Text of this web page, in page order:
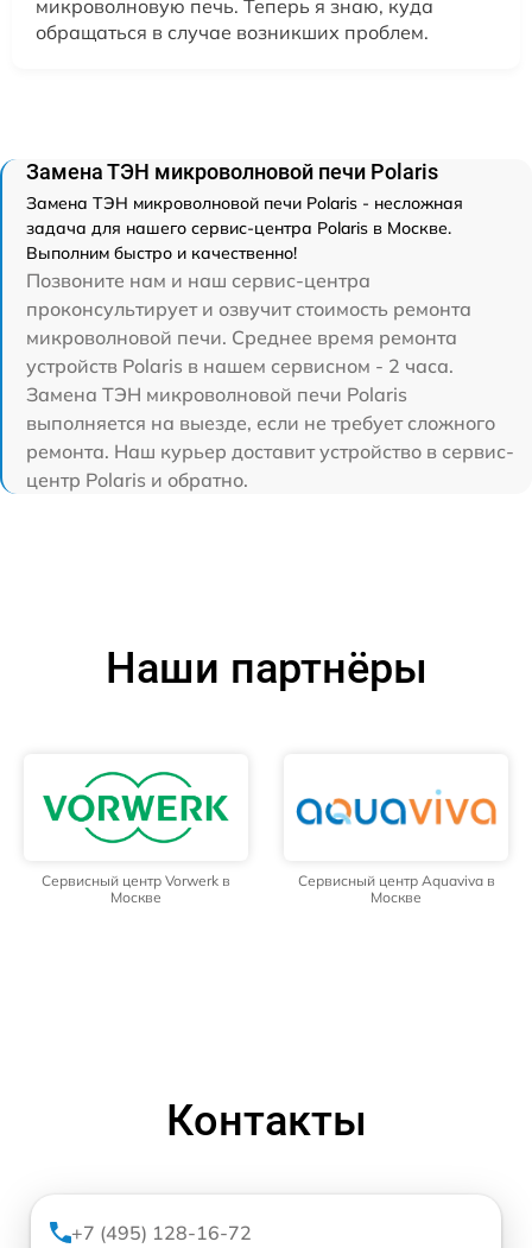
микроволновую печь. Теперь я знаю, куда
обращаться в случае возникших проблем.
Замена ТЭН микроволновой печи Polaris
Замена ТЭН микроволновой печи Polaris - несложная
задача для нашего сервис-центра Polaris в Москве.
Выполним быстро и качественно!
Позвоните нам и наш сервис-центра
проконсультирует и озвучит стоимость ремонта
микроволновой печи. Среднее время ремонта
устройств Polaris в нашем сервисном - 2 часа.
Замена ТЭН микроволновой печи Polaris
выполняется на выезде, если не требует сложного
ремонта. Наш курьер доставит устройство в сервис-
центр Polaris и обратно.
Наши партнёры
Сервисный центр Vorwerk в
Москве
Сервисный центр Aquaviva в
Москве
Контакты
+7 (495) 128-16-72